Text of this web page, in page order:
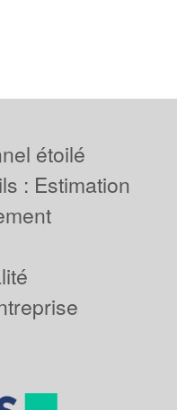
étoilé
: Estimation